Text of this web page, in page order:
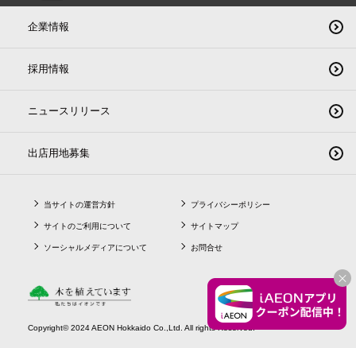
企業情報
採用情報
ニュースリリース
出店用地募集
当サイトの運営方針
サイトのご利用について
ソーシャルメディアについて
プライバシーポリシー
サイトマップ
お問合せ
Copyright© 2024 AEON Hokkaido Co.,Ltd. All rights Reserved.